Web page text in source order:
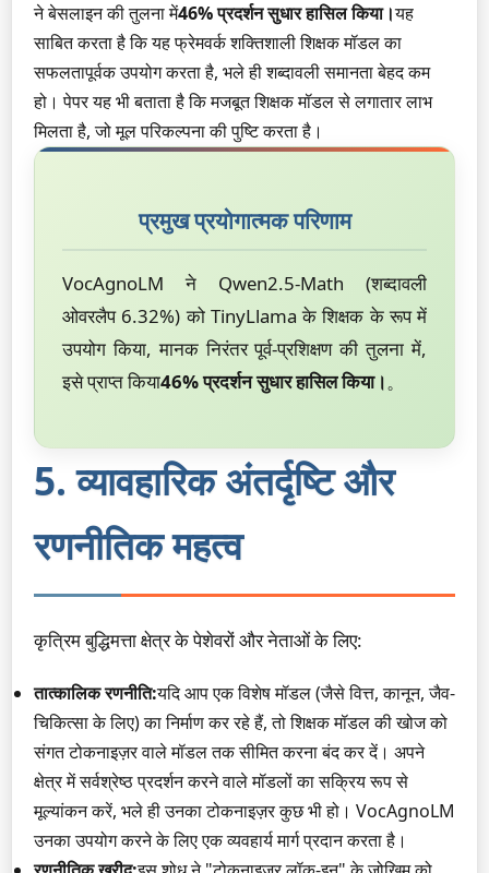
ने बेसलाइन की तुलना में46% प्रदर्शन सुधार हासिल किया।यह
साबित करता है कि यह फ्रेमवर्क शक्तिशाली शिक्षक मॉडल का
सफलतापूर्वक उपयोग करता है, भले ही शब्दावली समानता बेहद कम
हो। पेपर यह भी बताता है कि मजबूत शिक्षक मॉडल से लगातार लाभ
मिलता है, जो मूल परिकल्पना की पुष्टि करता है।
प्रमुख प्रयोगात्मक परिणाम
VocAgnoLM ने Qwen2.5-Math (शब्दावली
ओवरलैप 6.32%) को TinyLlama के शिक्षक के रूप में
उपयोग किया, मानक निरंतर पूर्व-प्रशिक्षण की तुलना में,
इसे प्राप्त किया46% प्रदर्शन सुधार हासिल किया।。
5. व्यावहारिक अंतर्दृष्टि और
रणनीतिक महत्व
कृत्रिम बुद्धिमत्ता क्षेत्र के पेशेवरों और नेताओं के लिए:
तात्कालिक रणनीति:यदि आप एक विशेष मॉडल (जैसे वित्त, कानून, जैव-
चिकित्सा के लिए) का निर्माण कर रहे हैं, तो शिक्षक मॉडल की खोज को
संगत टोकनाइज़र वाले मॉडल तक सीमित करना बंद कर दें। अपने
क्षेत्र में सर्वश्रेष्ठ प्रदर्शन करने वाले मॉडलों का सक्रिय रूप से
मूल्यांकन करें, भले ही उनका टोकनाइज़र कुछ भी हो। VocAgnoLM
उनका उपयोग करने के लिए एक व्यवहार्य मार्ग प्रदान करता है।